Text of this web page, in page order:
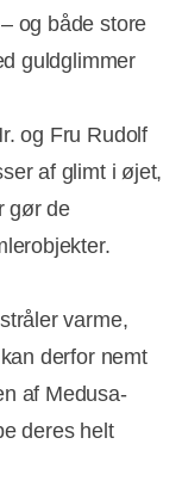
og både store
guldglimmer
og Fru Rudolf
af glimt i øjet,
gør de
varme,
derfor nemt
af Medusa-
deres helt